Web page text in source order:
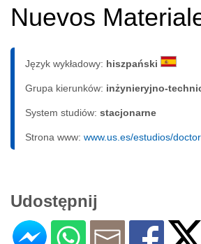
Nuevos
Język wykładowy: hiszpański
Grupa kierunków: inżynieryjno-
System studiów: sta­cjo­nar­ne
Strona www: www.us.es/estudios/
Udostępnij